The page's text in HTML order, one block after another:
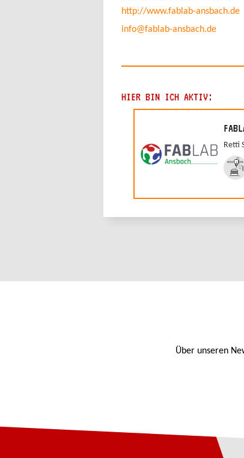
http://www.fablab-ansbach.de
info@fablab-ansbach.de
HIER BIN ICH AKTIV:
Retti
Über unseren